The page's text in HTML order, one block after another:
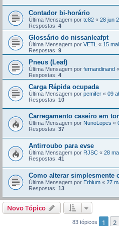
Contador bi-horário
Última Mensagem por tc82 « 28 jun
Respostas: 4
Glossário do nissanleafpt
Última Mensagem por VETL « 15
Respostas: 9
Pneus (Leaf)
Última Mensagem por fernandinand «
Respostas: 4
Carga Rápida ocupada
Última Mensagem por pemifer « 09
Respostas: 10
Carregamento caseiro em
Última Mensagem por NunoLopes «
Respostas: 37
Antirroubo para evse
Última Mensagem por RJSC « 28
Respostas: 41
Como alterar simplesmente
Última Mensagem por Erbium « 27
Respostas: 13
Novo Tópico
83 tópicos 1 2